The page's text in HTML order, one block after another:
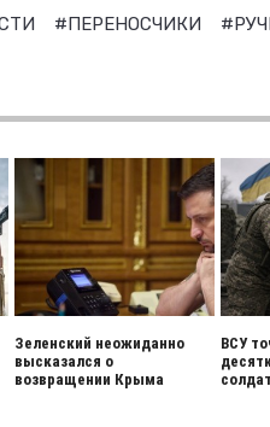
#ПЕРЕНОСЧИКИ
Зеленский неожиданно
высказался о
возвращении Крыма
ВСУ
солдат